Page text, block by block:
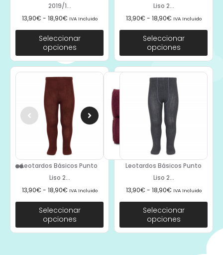
2019/1...
13,90€ - 18,90€ IVA Incluido
Seleccionar
opciones
Liso 2...
13,90€ - 18,90€ IVA Incluido
Seleccionar
opciones
Leotardos Básicos Punto
Liso 2...
13,90€ - 18,90€ IVA Incluido
Seleccionar
opciones
Leotardos Básicos Punto
Liso 2...
13,90€ - 18,90€ IVA Incluido
Seleccionar
opciones